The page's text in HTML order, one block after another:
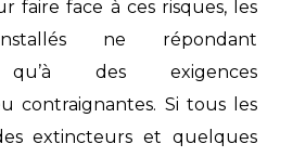
faire face à ces risques, les
ne répondant
qu’à des exigences
contraignantes. Si tous les
extincteurs et quelques